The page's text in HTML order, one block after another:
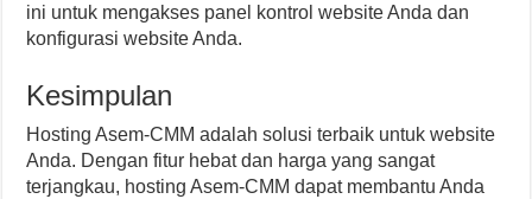
ini untuk mengakses panel kontrol website Anda dan
konfigurasi website Anda.
Kesimpulan
Hosting Asem-CMM adalah solusi terbaik untuk website
Anda. Dengan fitur hebat dan harga yang sangat
terjangkau, hosting Asem-CMM dapat membantu Anda